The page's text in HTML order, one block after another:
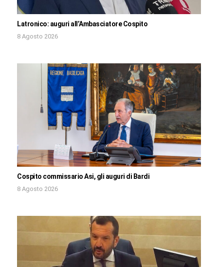
Latronico: auguri all’Ambasciatore Cospito
8 Agosto 2026
Cospito commissario Asi, gli auguri di Bardi
8 Agosto 2026